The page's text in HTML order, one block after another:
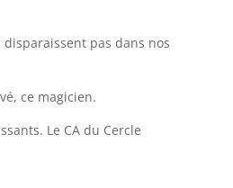
pas dans nos
ce magicien.
Le CA du Cercle